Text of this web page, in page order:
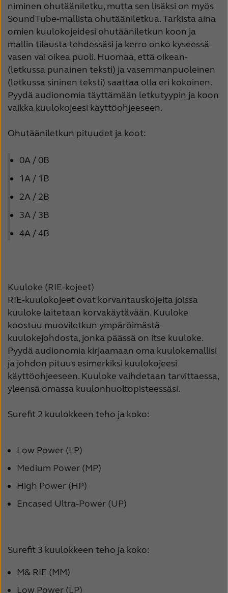
niminen ohutääniletku, mutta sen lisäksi on myös
SoundTube-mallista ohutääniletkua. Tarkista aina
omien kuulokojeidesi ohutääniletkun koon ja
mallin tilausta tehdessäsi ja kerro onko kyseessä
vasen vai oikea puoli. Huomaa, että oikean-
(letkussa punainen teksti) ja vasemmanpuoleinen
(letkussa sininen teksti) saattaa olla eri kokoinen.
Pyydä audionomia täyttämään letkutyypin ja koon
vaikka kuulokojeesi käyttöohjeeseen.
Ohutääniletkun pituudet ja koot:
0A / 0B
1A / 1B
2A / 2B
3A / 3B
4A / 4B
Kuuloke (RIE-kojeet)
RIE-kuulokojeet ovat korvantauskojeita joissa
kuuloke laitetaan korvakäytävään. Kuuloke
koostuu muoviletkun ympäröimästä
kuulokejohdosta, jonka päässä on itse kuuloke.
Pyydä audionomia kirjaamaan oma kuulokemallisi
ja johdon pituus esimerkiksi kuulokojeesi
käyttöohjeeseen. Kuuloke vaihdetaan tarvittaessa,
yleensä omassa kuulonhuoltopisteessäsi.
Surefit 2 kuulokkeen teho ja koko:
Low Power (LP)
Medium Power (MP)
High Power (HP)
Encased Ultra-Power (UP)
Surefit 3 kuulokkeen teho ja koko:
M& RIE (MM)
Low Power (LP)